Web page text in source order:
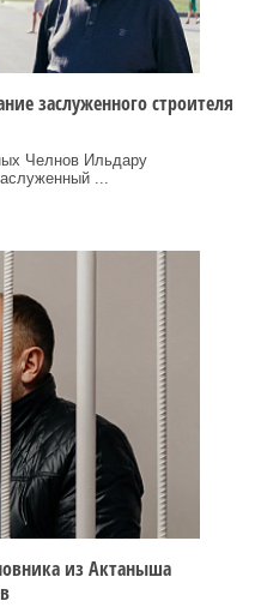
заслуженного строителя
Челнов Ильдару
...
из Актаныша